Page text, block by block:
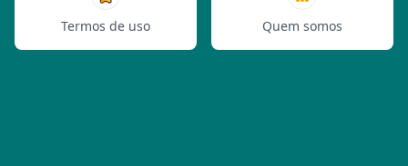
Termos de uso Quem somos